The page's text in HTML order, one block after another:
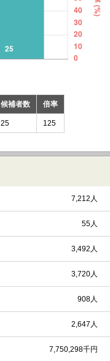
候補者数 倍率
25 125
7,212人
55人
3,492人
3,720人
908人
2,647人
7,750,298千円